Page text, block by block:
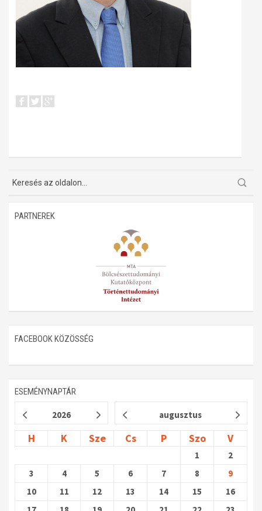
PARTNEREK
FACEBOOK KÖZÖSSÉG
ESEMÉNYNAPTÁR
2026 augusztus
H K Sze Cs P Szo V
1
2
3
4 5 6 7 8
9
10
11 12 13 14 15
16